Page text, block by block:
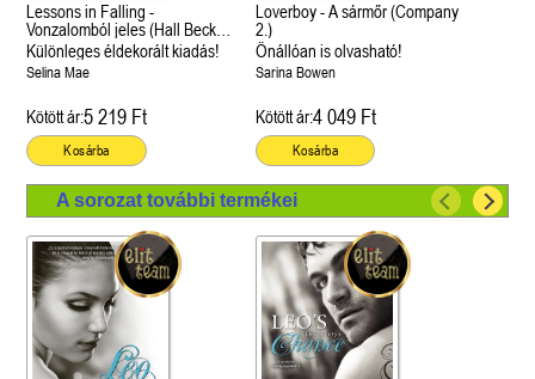
Lessons in Falling -
Vonzalomból jeles (Hall Beck
University 3.)
Különleges éldekorált kiadás!
Selina Mae
Kötött ár:5 219 Ft
Kosárba
Loverboy - A sármőr (Company
2.)
Önállóan is olvasható!
Sarina Bowen
Kötött ár:4 049 Ft
Kosárba
A sorozat további termékei